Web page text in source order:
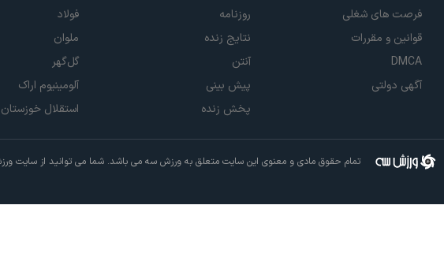
فرصت های شغلی
قوانین و مقررات
DMCA
آگهی دولتی
روزنامه
نتایج زنده
آنتن
پیش بینی
پخش زنده
فولاد
ملوان
گل‌گهر
آلومینیوم اراک
استقلال خوزستان
تمام حقوق مادی و معنوی این سایت متعلق به ورزش سه می باشد. شما می توانید از سایت